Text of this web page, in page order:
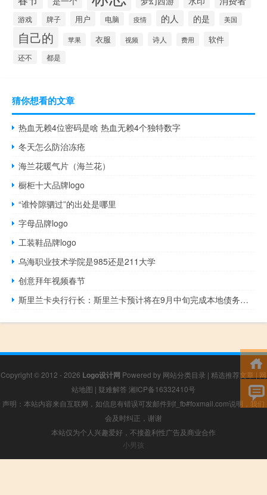
游戏 牌子 用户 电脑 疫情 的人 的是 美国
自己的 苹果 衣服 视频 诗人 费用 软件
还不 都是
猜你想看的文章
热血无赖4位密码是啥 热血无赖4个独特数字
冬天怎么防治冻疮
海兰花暖气片（海兰花）
橱柜十大品牌logo
“谁怜隙驷过”的出处是哪里
字母品牌logo
工装鞋品牌logo
乌海职业技术学院是985还是211大学
创意拜年视频春节
斯里兰卡央行行长：斯里兰卡预计将在9月中旬完成本地债务重组
Copyright © 2012 - 2026 Logo设计网 Powered by 网站分类目录 | 精选推荐文章 | 网
站地图 | 疑难解答 湘ICP备16332410号
声明：本站内容来自互联网，如信息有错误可发邮件到f_fb#foxmail.com说明，我们
会及时纠正，谢谢
本站仅为个人兴趣爱好，不接盈利性广告及商业合作
小男孩